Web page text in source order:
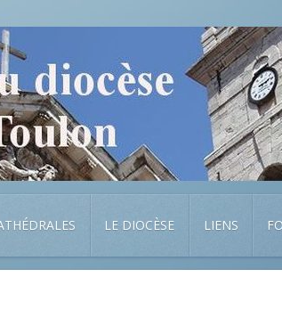
LE DIOCÈSE LIENS